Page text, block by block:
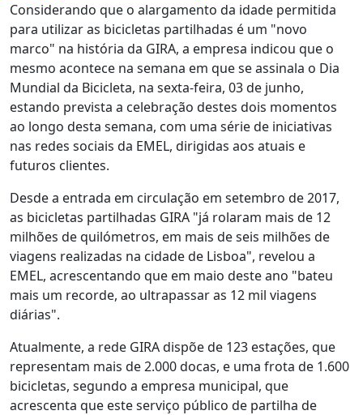
Considerando que o alargamento da idade permitida
para utilizar as bicicletas partilhadas é um "novo
marco" na história da GIRA, a empresa indicou que o
mesmo acontece na semana em que se assinala o Dia
Mundial da Bicicleta, na sexta-feira, 03 de junho,
estando prevista a celebração destes dois momentos
ao longo desta semana, com uma série de iniciativas
nas redes sociais da EMEL, dirigidas aos atuais e
futuros clientes.
Desde a entrada em circulação em setembro de 2017,
as bicicletas partilhadas GIRA "já rolaram mais de 12
milhões de quilómetros, em mais de seis milhões de
viagens realizadas na cidade de Lisboa", revelou a
EMEL, acrescentando que em maio deste ano "bateu
mais um recorde, ao ultrapassar as 12 mil viagens
diárias".
Atualmente, a rede GIRA dispõe de 123 estações, que
representam mais de 2.000 docas, e uma frota de 1.600
bicicletas, segundo a empresa municipal, que
acrescenta que este serviço público de partilha de